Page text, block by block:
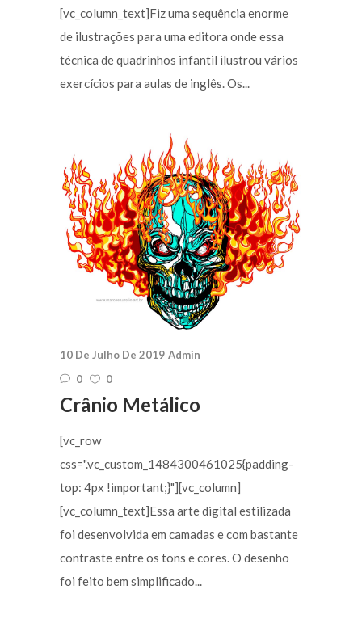
[vc_column_text]Fiz uma sequência enorme
de ilustrações para uma editora onde essa
técnica de quadrinhos infantil ilustrou vários
exercícios para aulas de inglês. Os...
10 De Julho De 2019 Admin
0
0
Crânio Metálico
[vc_row
css=".vc_custom_1484300461025{padding-
top: 4px !important;}"][vc_column]
[vc_column_text]Essa arte digital estilizada
foi desenvolvida em camadas e com bastante
contraste entre os tons e cores. O desenho
foi feito bem simplificado...